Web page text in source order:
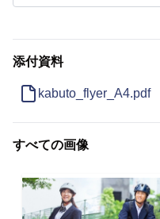
添付資料
kabuto_flyer_A4.pdf
すべての画像